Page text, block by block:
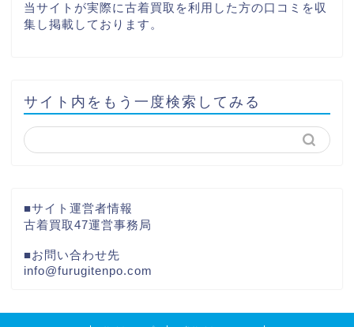
当サイトが実際に古着買取を利用した方の口コミを収
集し掲載しております。
サイト内をもう一度検索してみる
■サイト運営者情報
古着買取47運営事務局
■お問い合わせ先
info@furugitenpo.com